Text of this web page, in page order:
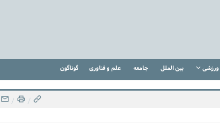
ورزشی بین الملل جامعه علم و فناوری گوناگون
/
/